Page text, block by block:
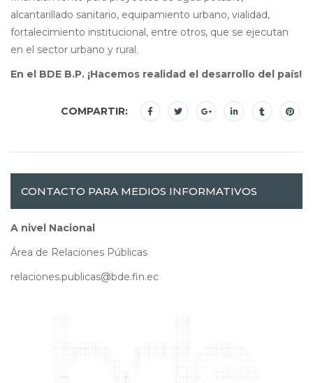
alcantarillado sanitario, equipamiento urbano, vialidad,
fortalecimiento institucional, entre otros, que se ejecutan
en el sector urbano y rural.
En el BDE B.P. ¡Hacemos realidad el desarrollo del país!
COMPARTIR:
CONTACTO PARA MEDIOS INFORMATIVOS
A nivel Nacional
Área de Relaciones Públicas
relaciones.publicas@bde.fin.ec